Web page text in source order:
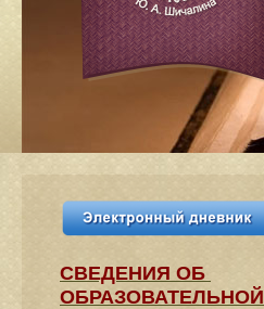
СВЕДЕНИЯ​ ОБ
ОБРАЗОВАТЕЛЬНОЙ